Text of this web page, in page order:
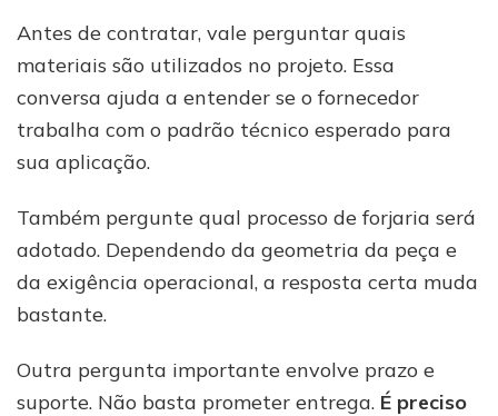
Antes de contratar, vale perguntar quais
materiais são utilizados no projeto. Essa
conversa ajuda a entender se o fornecedor
trabalha com o padrão técnico esperado para
sua aplicação.
Também pergunte qual processo de forjaria será
adotado. Dependendo da geometria da peça e
da exigência operacional, a resposta certa muda
bastante.
Outra pergunta importante envolve prazo e
suporte. Não basta prometer entrega. É preciso